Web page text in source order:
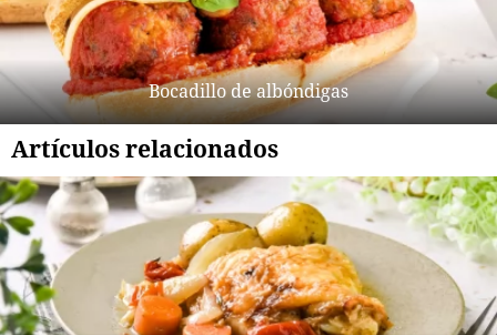
Bocadillo de albóndigas
Artículos relacionados